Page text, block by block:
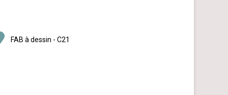
FAB à dessin - C21